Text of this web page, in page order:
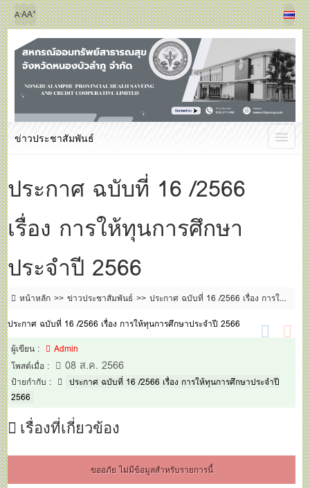
A-AA+
ข่าวประชาสัมพันธ์
ประกาศ ฉบับที่ 16 /2566
เรื่อง การให้ทุนการศึกษา
ประจำปี 2566
หน้าหลัก ข่าวประชาสัมพันธ์
ประกาศ ฉบับที่ 16 /2566 เรื่อง การให้
ประกาศ ฉบับที่ 16 /2566 เรื่อง การให้ทุนการศึกษาประจำปี 2566
ผู้เขียน :
Admin
โพสต์เมื่อ :
08 ส.ค. 2566
ป้ายกำกับ :
ประกาศ ฉบับที่ 16 /2566 เรื่อง การให้ทุนการศึกษาประจำปี
2566
เรื่องที่เกี่ยวข้อง
ขออภัย ไม่มีข้อมูลสำหรับรายการนี้